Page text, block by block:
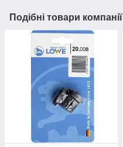
Подібні товари компанії